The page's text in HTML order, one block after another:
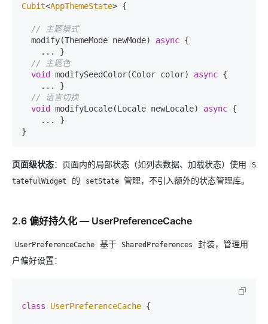
Cubit<AppThemeState> {
// 主题模式
  modify(ThemeMode newMode)
async {
// 主题色
void
modifySeedColor(Color color) async {
// 语言切换
void
modifyLocale(Locale newLocale) async {
页面级状态：页面内的局部状态（如列表数据、加载状态）使用
S
tatefulWidget
的 setState 管理，不引入额外的状态管理库。
2.6 偏好持久化 — UserPreferenceCache
UserPreferenceCache 基于 SharedPreferences
封装，管理用
户偏好设置：
class UserPreferenceCache {